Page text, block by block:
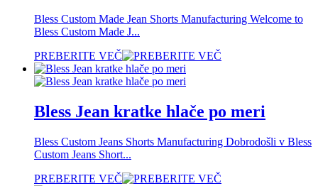
Bless Custom Made Jean Shorts Manufacturing Welcome to
Bless Custom Made J...
PREBERITE VEČ
Bless Jean kratke hlače po meri
Bless Custom Jeans Shorts Manufacturing Dobrodošli v Bless
Custom Jeans Short...
PREBERITE VEČ